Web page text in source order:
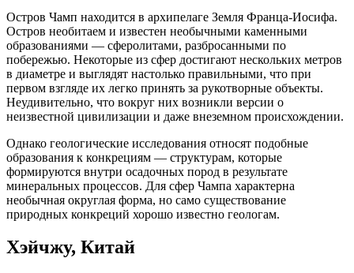
Остров Чамп находится в архипелаге Земля Франца-Иосифа.
Остров необитаем и известен необычными каменными
образованиями — сферолитами, разбросанными по
побережью. Некоторые из сфер достигают нескольких метров
в диаметре и выглядят настолько правильными, что при
первом взгляде их легко принять за рукотворные объекты.
Неудивительно, что вокруг них возникли версии о
неизвестной цивилизации и даже внеземном происхождении.
Однако геологические исследования относят подобные
образования к конкрециям — структурам, которые
формируются внутри осадочных пород в результате
минеральных процессов. Для сфер Чампа характерна
необычная округлая форма, но само существование
природных конкреций хорошо известно геологам.
Хэйчжу, Китай